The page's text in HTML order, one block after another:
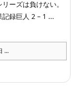
ーズは負けない。
記録巨人 2 – 1 ...
...